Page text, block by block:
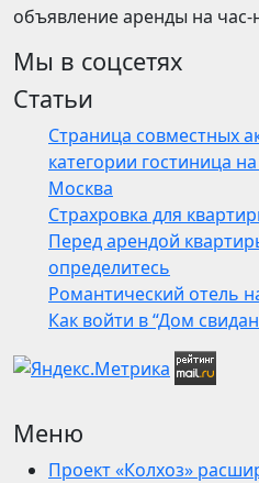
объявление аренды на
Мы в соцсетях
Статьи
Страница совместных
категории гостиница
Москва
Страхровка для
Перед арендой
определитесь
Романтический отель
Как войти в “Дом
Меню
Проект «Колхоз»